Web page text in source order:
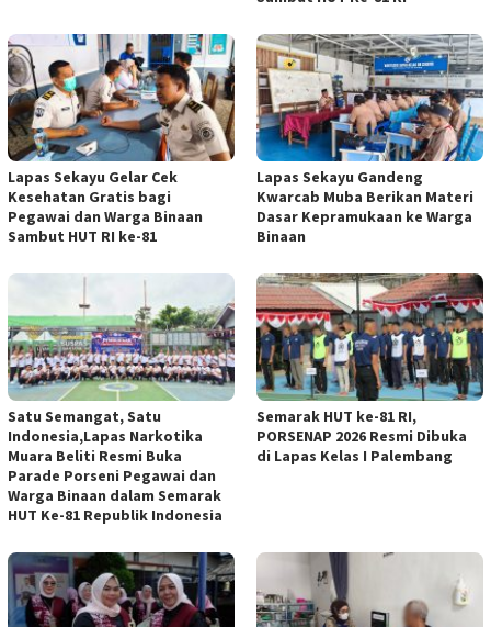
Lapas Sekayu Gelar Cek
Kesehatan Gratis bagi
Pegawai dan Warga Binaan
Sambut HUT RI ke-81
Lapas Sekayu Gandeng
Kwarcab Muba Berikan Materi
Dasar Kepramukaan ke Warga
Binaan
Satu Semangat, Satu
Indonesia,Lapas Narkotika
Muara Beliti Resmi Buka
Parade Porseni Pegawai dan
Warga Binaan dalam Semarak
HUT Ke-81 Republik Indonesia
Semarak HUT ke-81 RI,
PORSENAP 2026 Resmi Dibuka
di Lapas Kelas I Palembang